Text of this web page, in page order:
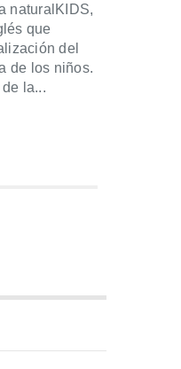
naturalKIDS,
que
del
de los niños.
la...